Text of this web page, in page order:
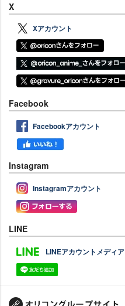
X
Xアカウント
Facebook
Facebookアカウント
Instagram
Instagramアカウント
LINE
LINEアカウントメディア